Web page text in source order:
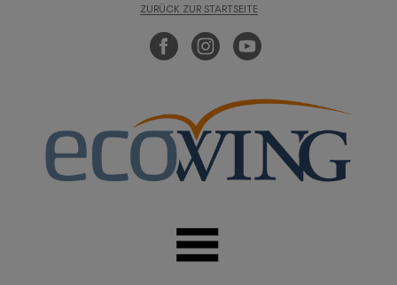
ZURÜCK ZUR STARTSEITE